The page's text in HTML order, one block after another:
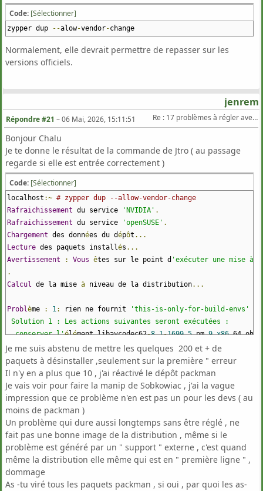
Code: [Sélectionner]
zypper dup --alow-vendor-change
Normalement, elle devrait permettre de repasser sur les
versions officiels.
jenrem
Re : 17 problèmes à régler avec Zypper Dup sur TW
Répondre #21 –06 Mai, 2026, 15:11:51
Bonjour Chalu
Je te donne le résultat de la commande de Jtro ( au passage
regarde si elle est entrée correctement )
Code: [Sélectionner]
localhost :~ # zypper dup --allow-vendor-change
Rafraichissement du service 'NVIDIA' .
Rafraichissement du service 'openSUSE' .
Chargement des données du dépôt ...
Lecture des paquets installés ...
Avertissement
: Vous êtes sur le point d 'exécuter une mise à
.
Calcul
de la mise à niveau de la distribution...
Problème : 1 : rien ne fournit 'this-is-only-for-build-envs'
Solution 1 : Les actions suivantes seront exécutées :
conserver l'élément libavcodec62-8.1-1699.5.pm.9.x86_64
conserver l'élément libavutil60-8.1-1699.5.pm.9.x86_64
Solution 2 : Les actions suivantes seront exécutées :
désinstallation de dragonplayer-25.12.3-1.3.x86_64
désinstallation de ffmpegthumbs-25.12.3-1.3.x86_64
désinstallation de qt6-multimedia-6.11.0-1.1.x86_64
désinstallation de libQt6WebEngineCore6-6.11.0-1.1.x86_64
désinstallation de kf6-kfilemetadata-6.24.0-1.3.x86_64
Je me suis abstenu de mettre les quelques 200 et + de
paquets à désinstaller ,seulement sur la première " erreur
Il n'y en a plus que 10 , j'ai réactivé le dépôt packman
Je vais voir pour faire la manip de Sobkowiac , j'ai la vague
impression que ce problème n'en est pas un pour les devs ( au
moins de packman )
Un problème qui dure aussi longtemps sans être réglé , ne
fait pas une bonne image de la distribution , même si le
problème est généré par un " support " externe , c'est quand
même la distribution elle même qui est en " première ligne " ,
dommage
As -tu viré tous les paquets packman , si oui , par quoi les as-